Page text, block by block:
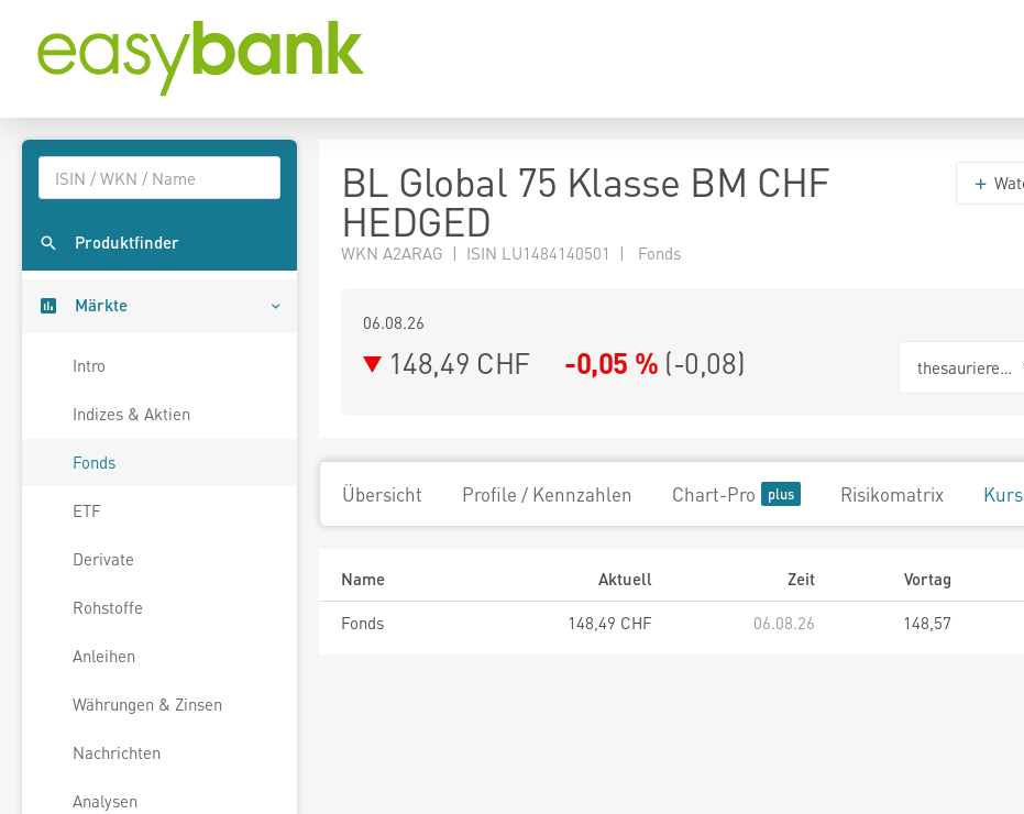
Produktfinder
Märkte
Intro
Indizes & Aktien
Fonds
ETF
Derivate
Rohstoffe
Anleihen
Währungen & Zinsen
Nachrichten
Analysen
BL Global 75 Klasse BM CHF
HEDGED
WKN A2ARAG | ISIN LU1484140501 | Fonds
06.08.26
148,49 CHF -0,05 % (-0,08) thesaurierend
Übersicht Profile / Kennzahlen Chart-Pro Risikomatrix
Name Aktuell Zeit Vortag
Fonds
148,49 CHF 06.08.26 148,57